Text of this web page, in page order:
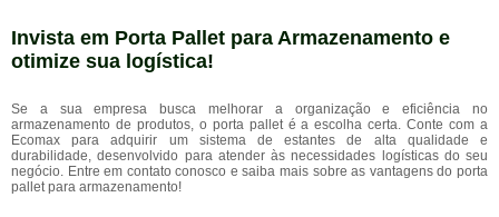
Invista em Porta Pallet para Armazenamento e
otimize sua logística!
Se a sua empresa busca melhorar a organização e eficiência no
armazenamento de produtos, o porta pallet é a escolha certa. Conte com a
Ecomax para adquirir um sistema de estantes de alta qualidade e
durabilidade, desenvolvido para atender às necessidades logísticas do seu
negócio. Entre em contato conosco e saiba mais sobre as vantagens do porta
pallet para armazenamento!